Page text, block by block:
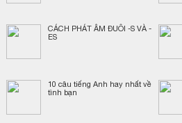
CÁCH PHÁT ÂM ĐUÔI -S VÀ -
ES
10 câu tiếng Anh hay nhất về
tình bạn